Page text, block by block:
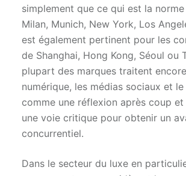
simplement que ce qui est la norme
Milan, Munich, New York, Los
est également pertinent pour les
de Shanghai, Hong Kong, Séoul ou
plupart des marques traitent
numérique, les médias sociaux et
comme une réflexion après coup
une voie critique pour obtenir un
concurrentiel.
Dans le secteur du luxe en